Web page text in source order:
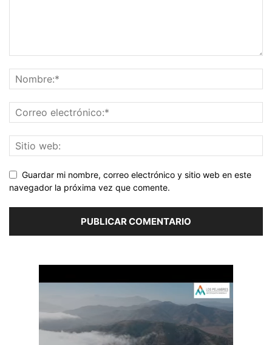
Guardar mi nombre, correo electrónico y sitio web en este
navegador la próxima vez que comente.